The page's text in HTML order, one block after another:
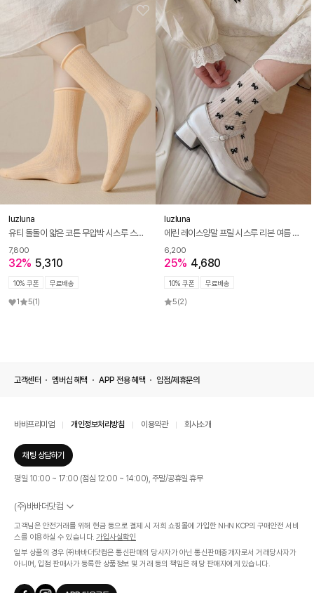
luzluna
유티 돌돌이 얇은 코튼 무압박 시스루 스타킹 긴 양말
7,800
32% 5,310
10% 쿠폰 무료배송
1 5(1)
luzluna
에린 레이스양말 프릴 시스루 리본 여름 스타킹 망사양말
6,200
25% 4,680
10% 쿠폰 무료배송
5(2)
고객센터 멤버십 혜택 APP 전용 혜택 입점/제휴문의
바바프리미엄 개인정보처리방침 이용약관 회사소개
채팅 상담하기
평일 10:00 ~ 17:00 (점심 12:00 ~ 14:00), 주말/공휴일 휴무
(주)바바더닷컴
서울특별시 서초구 신반포로 339, 논현빌딩 (대표이사 : 문인식)
사업자 등록번호 569-86-01308
통신판매업신고번호 제 2019 - 서울 서초 - 1268호
개인정보관리책임자 : 김효영
인증범위 온라인 쇼핑몰 서비스(바바더닷컴)
고객님은 안전거래를 위해 현금 등으로 결제 시 저희 쇼핑몰에 가입한 NHN KCP의 구매안전 서비
스를 이용하실 수 있습니다. 가입사실확인
일부 상품의 경우 ㈜바바더닷컴은 통신판매의 당사자가 아닌 통신판매중개자로서 거래당사자가
아니며, 입점 판매사가 등록한 상품정보 및 거래 등의 책임은 해당 판매자에게 있습니다.